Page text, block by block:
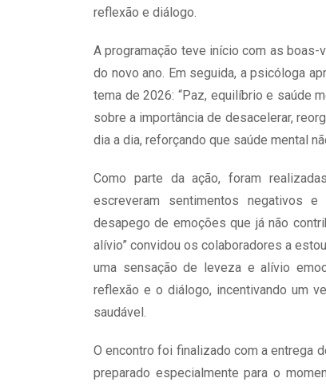
reflexão e diálogo.
A programação teve início com as
do novo ano. Em seguida, a psicóloga
tema de 2026: “Paz, equilíbrio e saúde
sobre a importância de desacelerar,
dia a dia, reforçando que saúde mental
Como parte da ação, foram
escreveram sentimentos negativos
desapego de emoções que já não
alívio” convidou os colaboradores a
uma sensação de leveza e alívio
reflexão e o diálogo, incentivando um
saudável.
O encontro foi finalizado com a entrega
preparado especialmente para o